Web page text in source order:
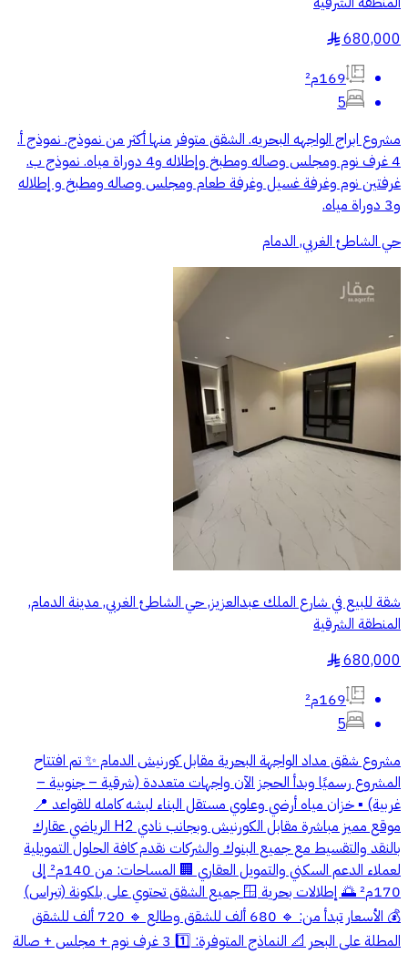
680,000
§
169م²
5
مشروع ابراج الواجهه البحريه. الشقق متوفر منها أكثر من نموذج. نموذج أ.
4 غرف نوم ومجلس وصاله ومطبخ وإطلاله و4 دوراة مياه. نموذج ب.
غرفتين نوم وغرفة غسيل وغرفة طعام ومجلس وصاله ومطبخ و إطلاله
و3 دوراة مياه.
حي الشاطئ الغربي, الدمام
شقة للبيع في شارع الملك عبدالعزيز, حي الشاطئ الغربي, مدينة الدمام,
المنطقة الشرقية
680,000
§
169م²
5
مشروع شقق مداد الواجهة البحرية مقابل كورنيش الدمام ✨ تم افتتاح
المشروع رسميًا وبدأ الحجز الآن واجهات متعددة (شرقية – جنوبية –
غربية) ▪ خزان مياه أرضي وعلوي مستقل البناء لبشه كامله للقواعد 📍
موقع مميز مباشرة مقابل الكورنيش وبجانب نادي H2 الرياضي عقارك
بالنقد والتقسيط مع جميع البنوك والشركات نقدم كافة الحلول التمويلية
لعملاء الدعم السكني والتمويل العقاري 🏢 المساحات: من 140م² إلى
170م² 🌅 إطلالات بحرية 🪟 جميع الشقق تحتوي على بلكونة (تيراس)
💰 الأسعار تبدأ من: 🔹 680 ألف للشقق وطالع 🔹 720 ألف للشقق
المطلة على البحر 📐 النماذج المتوفرة: 1️⃣ 3 غرف نوم + مجلس + صالة